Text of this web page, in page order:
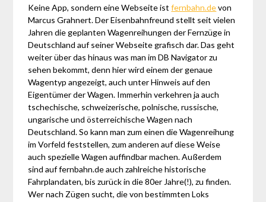
Keine App, sondern eine Webseite istfernbahn.devon
Marcus Grahnert. Der Eisenbahnfreund stellt seit vielen
Jahren die geplanten Wagenreihungen der Fernzüge in
Deutschland auf seiner Webseite grafisch dar. Das geht
weiter über das hinaus was man im DB Navigator zu
sehen bekommt, denn hier wird einem der genaue
Wagentyp angezeigt, auch unter Hinweis auf den
Eigentümer der Wagen. Immerhin verkehren ja auch
tschechische, schweizerische, polnische, russische,
ungarische und österreichische Wagen nach
Deutschland. So kann man zum einen die Wagenreihung
im Vorfeld feststellen, zum anderen auf diese Weise
auch spezielle Wagen auffindbar machen. Außerdem
sind auf fernbahn.de auch zahlreiche historische
Fahrplandaten, bis zurück in die 80er Jahre(!), zu finden.
Wer nach Zügen sucht, die von bestimmten Loks